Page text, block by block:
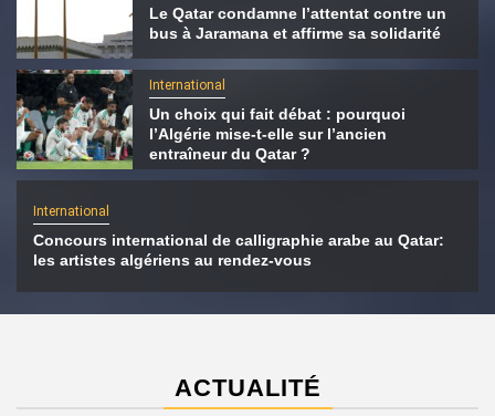
Le Qatar condamne l’attentat contre un
bus à Jaramana et affirme sa solidarité
International
Un choix qui fait débat : pourquoi
l’Algérie mise-t-elle sur l’ancien
entraîneur du Qatar ?
International
Concours international de calligraphie arabe au Qatar:
les artistes algériens au rendez-vous
ACTUALITÉ